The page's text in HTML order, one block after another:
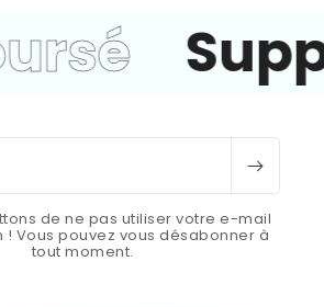
de ne pas utiliser votre e-mail
! Vous pouvez vous désabonner à
tout moment.